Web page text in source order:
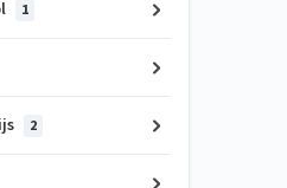
1
2